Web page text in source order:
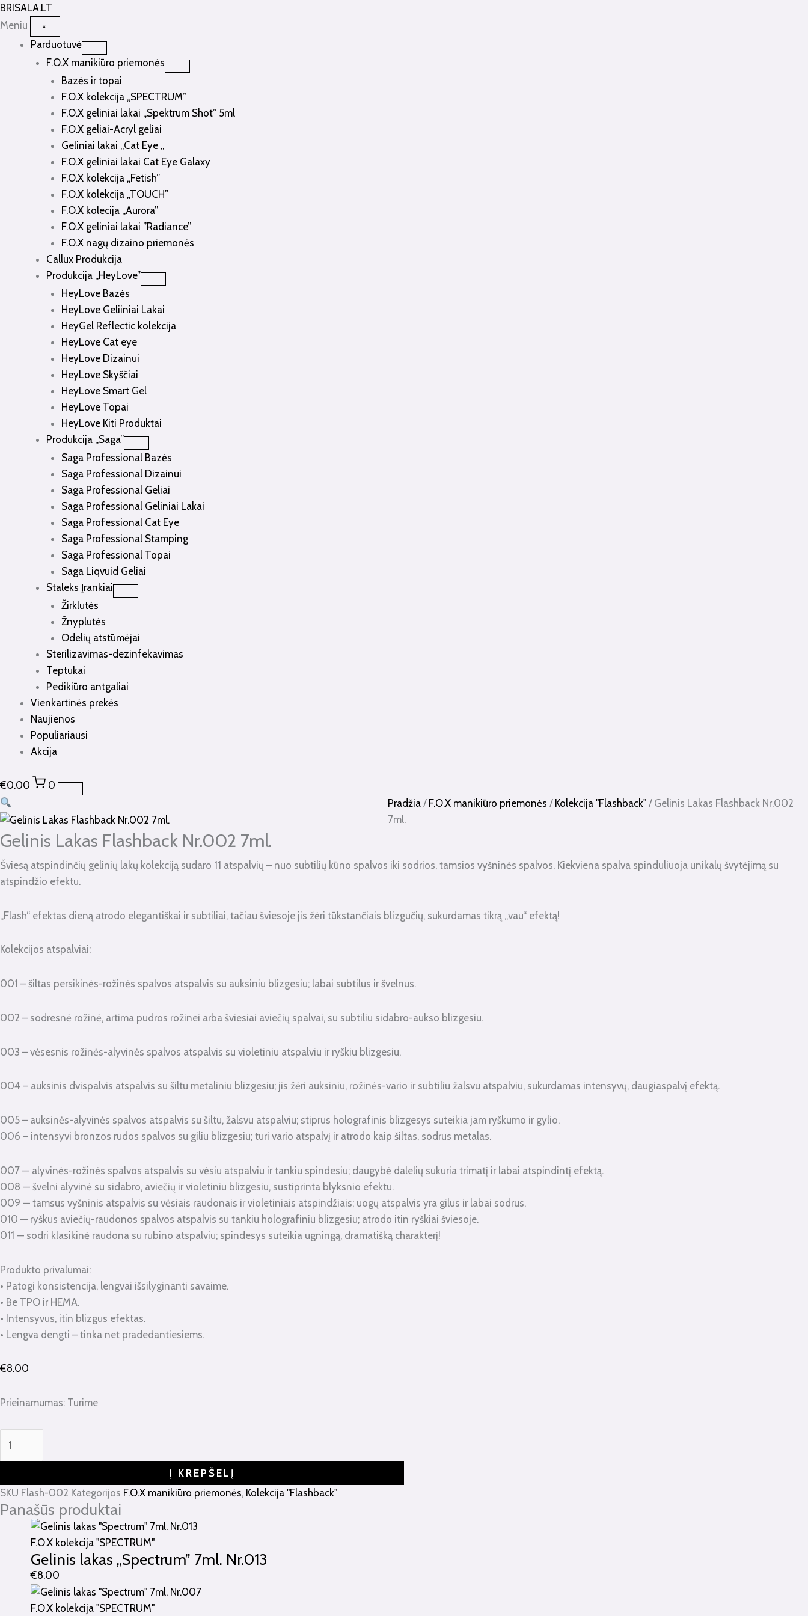
BRISALA.LT
Meniu
×
Parduotuvė
F.O.X manikiūro priemonės
Bazės ir topai
F.O.X kolekcija „SPECTRUM”
F.O.X geliniai lakai „Spektrum Shot” 5ml
F.O.X geliai-Acryl geliai
Geliniai lakai „Cat Eye „
F.O.X geliniai lakai Cat Eye Galaxy
F.O.X kolekcija „Fetish”
F.O.X kolekcija „TOUCH”
F.O.X kolecija „Aurora”
F.O.X geliniai lakai ”Radiance”
F.O.X nagų dizaino priemonės
Callux Produkcija
Produkcija „HeyLove”
HeyLove Bazės
HeyLove Geliiniai Lakai
HeyGel Reflectic kolekcija
HeyLove Cat eye
HeyLove Dizainui
HeyLove Skyščiai
HeyLove Smart Gel
HeyLove Topai
HeyLove Kiti Produktai
Produkcija „Saga”
Saga Professional Bazės
Saga Professional Dizainui
Saga Professional Geliai
Saga Professional Geliniai Lakai
Saga Professional Cat Eye
Saga Professional Stamping
Saga Professional Topai
Saga Liqvuid Geliai
Staleks Įrankiai
Žirklutės
Žnyplutės
Odelių atstūmėjai
Sterilizavimas-dezinfekavimas
Teptukai
Pedikiūro antgaliai
Vienkartinės prekės
Naujienos
Populiariausi
Akcija
€0.00 0
Pereiti
prie
Pradžia / F.O.X manikiūro priemonės / Kolekcija "Flashback" / Gelinis Lakas Flashback Nr.002
7ml.
Gelinis Lakas Flashback Nr.002 7ml.
Šviesą atspindinčių gelinių lakų kolekciją sudaro 11 atspalvių – nuo ​​subtilių kūno spalvos iki sodrios, tamsios vyšninės spalvos. Kiekviena spalva spinduliuoja unikalų švytėjimą su
atspindžio efektu.
„Flash“ efektas dieną atrodo elegantiškai ir subtiliai, tačiau šviesoje jis žėri tūkstančiais blizgučių, sukurdamas tikrą „vau“ efektą!
Kolekcijos atspalviai:
001 – šiltas persikinės-rožinės spalvos atspalvis su auksiniu blizgesiu; labai subtilus ir švelnus.
002 – sodresnė rožinė, artima pudros rožinei arba šviesiai aviečių spalvai, su subtiliu sidabro-aukso blizgesiu.
003 – vėsesnis rožinės-alyvinės spalvos atspalvis su violetiniu atspalviu ir ryškiu blizgesiu.
004 – auksinis dvispalvis atspalvis su šiltu metaliniu blizgesiu; jis žėri auksiniu, rožinės-vario ir subtiliu žalsvu atspalviu, sukurdamas intensyvų, daugiaspalvį efektą.
005 – auksinės-alyvinės spalvos atspalvis su šiltu, žalsvu atspalviu; stiprus holografinis blizgesys suteikia jam ryškumo ir gylio.
006 – intensyvi bronzos rudos spalvos su giliu blizgesiu; turi vario atspalvį ir atrodo kaip šiltas, sodrus metalas.
007 — alyvinės-rožinės spalvos atspalvis su vėsiu atspalviu ir tankiu spindesiu; daugybė dalelių sukuria trimatį ir labai atspindintį efektą.
008 — švelni alyvinė su sidabro, aviečių ir violetiniu blizgesiu, sustiprinta blyksnio efektu.
009 — tamsus vyšninis atspalvis su vėsiais raudonais ir violetiniais atspindžiais; uogų atspalvis yra gilus ir labai sodrus.
010 — ryškus aviečių-raudonos spalvos atspalvis su tankiu holografiniu blizgesiu; atrodo itin ryškiai šviesoje.
011 — sodri klasikinė raudona su rubino atspalviu; spindesys suteikia ugningą, dramatišką charakterį!
Produkto privalumai:
• Patogi konsistencija, lengvai išsilyginanti savaime.
• Be TPO ir HEMA.
• Intensyvus, itin blizgus efektas.
• Lengva dengti – tinka net pradedantiesiems.
€8.00
Prieinamumas: Turime
produkto
kiekis:
Gelinis
Lakas
Flashback
Nr.002
Į KREPŠELĮ
SKU Flash-002 Kategorijos F.O.X manikiūro priemonės, Kolekcija "Flashback"
Panašūs produktai
F.O.X kolekcija "SPECTRUM"
Gelinis lakas „Spectrum” 7ml. Nr.013
€8.00
F.O.X kolekcija "SPECTRUM"